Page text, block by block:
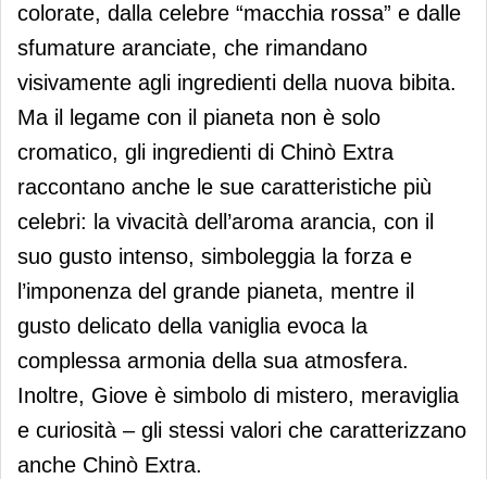
colorate, dalla celebre “macchia rossa” e dalle
sfumature aranciate, che rimandano
visivamente agli ingredienti della nuova bibita.
Ma il legame con il pianeta non è solo
cromatico, gli ingredienti di Chinò Extra
raccontano anche le sue caratteristiche più
celebri: la vivacità dell’aroma arancia, con il
suo gusto intenso, simboleggia la forza e
l’imponenza del grande pianeta, mentre il
gusto delicato della vaniglia evoca la
complessa armonia della sua atmosfera.
Inoltre, Giove è simbolo di mistero, meraviglia
e curiosità – gli stessi valori che caratterizzano
anche Chinò Extra.